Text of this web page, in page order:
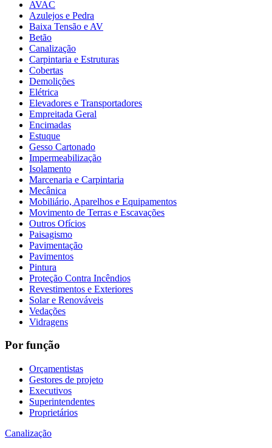
AVAC
Azulejos e Pedra
Baixa Tensão e AV
Betão
Canalização
Carpintaria e Estruturas
Cobertas
Demolições
Elétrica
Elevadores e Transportadores
Empreitada Geral
Encimadas
Estuque
Gesso Cartonado
Impermeabilização
Isolamento
Marcenaria e Carpintaria
Mecânica
Mobiliário, Aparelhos e Equipamentos
Movimento de Terras e Escavações
Outros Ofícios
Paisagismo
Pavimentação
Pavimentos
Pintura
Proteção Contra Incêndios
Revestimentos e Exteriores
Solar e Renováveis
Vedações
Vidragens
Por função
Orçamentistas
Gestores de projeto
Executivos
Superintendentes
Proprietários
Canalização